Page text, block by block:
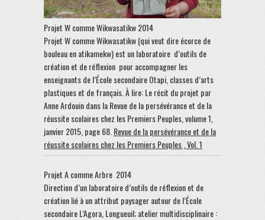
Projet W comme Wikwasatikw 2014
Projet W comme Wikwasatikw (qui veut dire écorce de
bouleau en atikamekw) est un laboratoire d’outils de
création et de réflexion pour accompagner les
enseignants de l’École secondaire Otapi, classes d’arts
plastiques et de français. À lire: Le récit du projet par
Anne Ardouin dans la Revue de la persévérance et de la
réussite scolaires chez les Premiers Peuples, volume 1,
janvier 2015, page 68. Revue de la persévérance et de la
réussite scolaires chez les Premiers Peuples , Vol. 1
Projet A comme Arbre 2014
Direction d’un laboratoire d’outils de réflexion et de
création lié à un attribut paysager autour de l’École
secondaire L’Agora, Longueuil; atelier multidisciplinaire :